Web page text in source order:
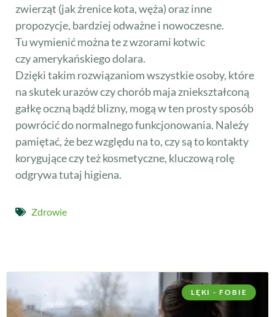
zwierząt (jak źrenice kota, węża) oraz inne
propozycje, bardziej odważne i nowoczesne.
Tu wymienić można te z wzorami kotwic
czy amerykańskiego dolara.
Dzięki takim rozwiązaniom wszystkie osoby, które
na skutek urazów czy chorób maja zniekształconą
gałkę oczną bądź blizny, mogą w ten prosty sposób
powrócić do normalnego funkcjonowania. Należy
pamiętać, że bez względu na to, czy są to kontakty
korygujące czy też kosmetyczne, kluczową rolę
odgrywa tutaj higiena.
Zdrowie
LĘKI - FOBIE